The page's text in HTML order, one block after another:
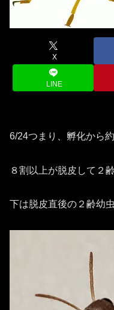
X
LINE
6/24つまり、孵化から
８割以上が脱皮して２
下は脱皮直後の２齢幼虫